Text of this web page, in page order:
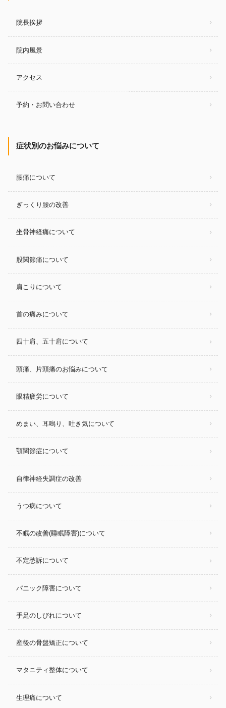
院長挨拶
院内風景
アクセス
予約・お問い合わせ
症状別のお悩みについて
腰痛について
ぎっくり腰の改善
坐骨神経痛について
股関節痛について
肩こりについて
首の痛みについて
四十肩、五十肩について
頭痛、片頭痛のお悩みについて
眼精疲労について
めまい、耳鳴り、吐き気について
顎関節症について
自律神経失調症の改善
うつ病について
不眠の改善(睡眠障害)について
不定愁訴について
パニック障害について
手足のしびれについて
産後の骨盤矯正について
マタニティ整体について
生理痛について